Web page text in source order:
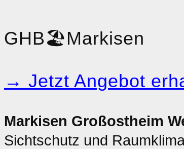
GHB🏖️Markisen
→ Jetzt Angebot
Markisen Großostheim
Sichtschutz und